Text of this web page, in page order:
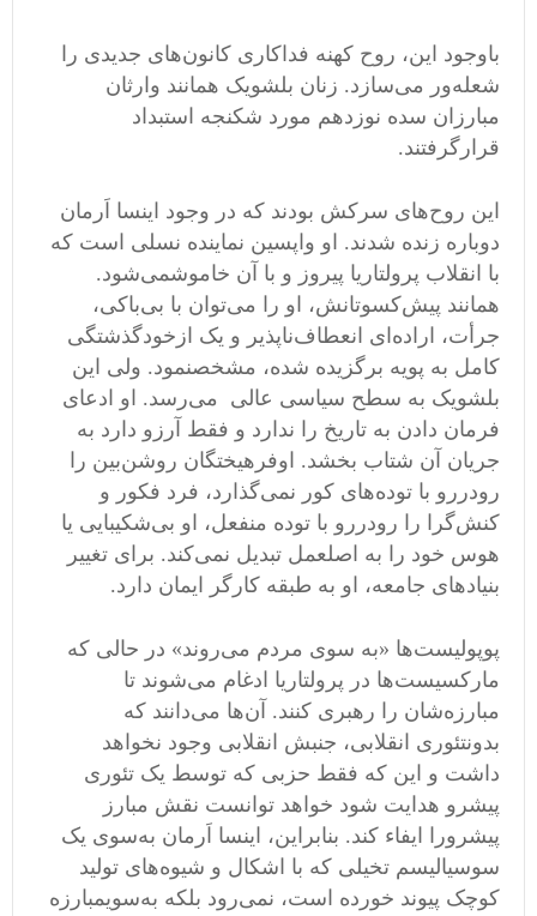
باوجود این، روح کهنه فداکاری کانونهای جدیدی را
شعلهور میسازد. زنان بلشویک همانند وارثان
مبارزان سده نوزدهم مورد شکنجه استبداد
قرارگرفتند.
این روحهای سرکش بودند که در وجود اینسا اَرمان
دوباره زنده شدند. او واپسین نماینده نسلی است که
با انقلاب پرولتاریا پیروز و با آن خاموشمیشود.
همانند پیشکسوتانش، او را میتوان با بیباکی،
جرأت، اراده ای انعطافناپذیر و یک از خودگذشتگی
کامل به پویه برگزیده شده، مشخصنمود. ولی این
بلشویک به سطح سیاسی عالی میرسد. او ادعای
فرمان دادن به تاریخ را ندارد و فقط آرزو دارد به
جریان آن شتاب بخشد. اوفرهیختگان روشنبین را
رودر رو با تودههای کور نمیگذارد، فرد فکور و
کنشگرا را رودر رو با توده منفعل، او بیشکیبایی یا
هوس خود را به اصلعمل تبدیل نمیکند. برای تغییر
بنیادهای جامعه، او به طبقه کارگر ایمان دارد.
پوپولیستها «به سوی مردم میروند» در حالی که
مارکسیستها در پرولتاریا ادغام میشوند تا
مبارزهشان را رهبری کنند. آنها میدانند که
بدونتئوری انقلابی، جنبش انقلابی وجود نخواهد
داشت و این که فقط حزبی که توسط یک تئوری
پیشرو هدایت شود خواهد توانست نقش مبارز
پیشرورا ایفاء کند. بنابراین، اینسا اَرمان بهسوی یک
سوسیالیسم تخیلی که با اشکال و شیوههای تولید
کوچک پیوند خورده است، نمیرود بلکه بهسویمبارزه